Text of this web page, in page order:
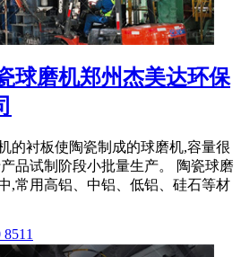
球磨机郑州杰美达环保
的衬板使陶瓷制成的球磨机,容量很
品试制阶段小批量生产。 陶瓷球磨
,常用高铝、中铝、低铝、硅石等材